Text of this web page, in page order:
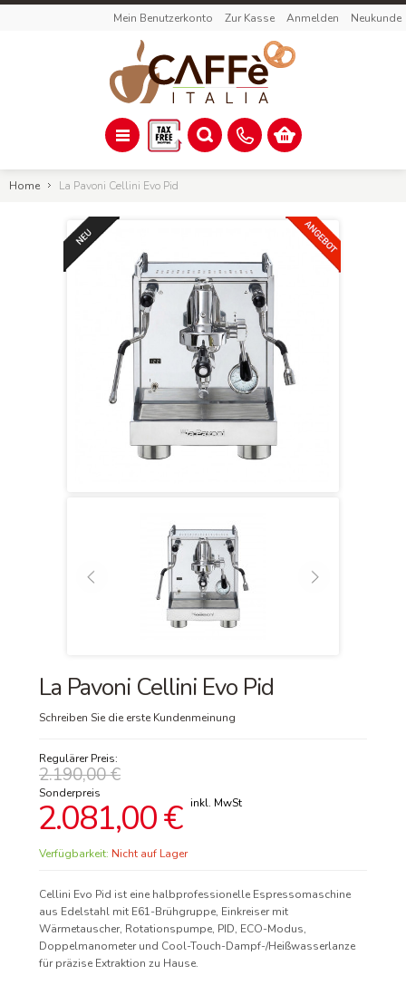
Mein Benutzerkonto Zur Kasse Anmelden Neukunde
Home La Pavoni Cellini Evo Pid
La Pavoni Cellini Evo Pid
Schreiben Sie die erste Kundenmeinung
Regulärer Preis:
2.190,00 €
Sonderpreis
2.081,00 €
Verfügbarkeit: Nicht auf Lager
Cellini Evo Pid ist eine halbprofessionelle Espressomaschine
aus Edelstahl mit E61-Brühgruppe, Einkreiser mit
Wärmetauscher, Rotationspumpe, PID, ECO-Modus,
Doppelmanometer und Cool-Touch-Dampf-/Heißwasserlanze
für präzise Extraktion zu Hause.